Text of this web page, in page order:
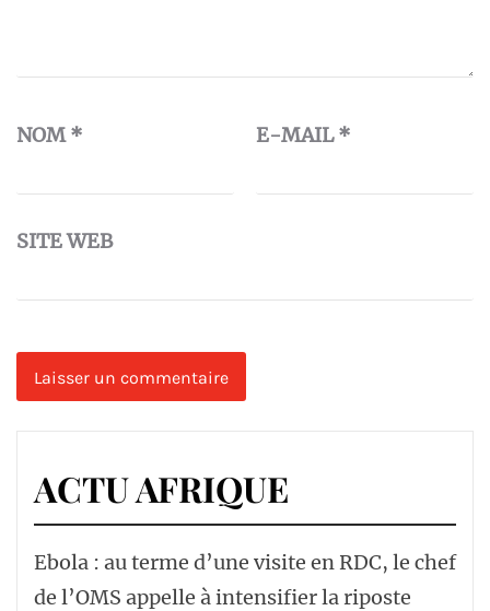
NOM* E-MAIL*
SITE WEB
ACTU AFRIQUE
Ebola : au terme d’une visite en RDC, le chef
de l’OMS appelle à intensifier la riposte